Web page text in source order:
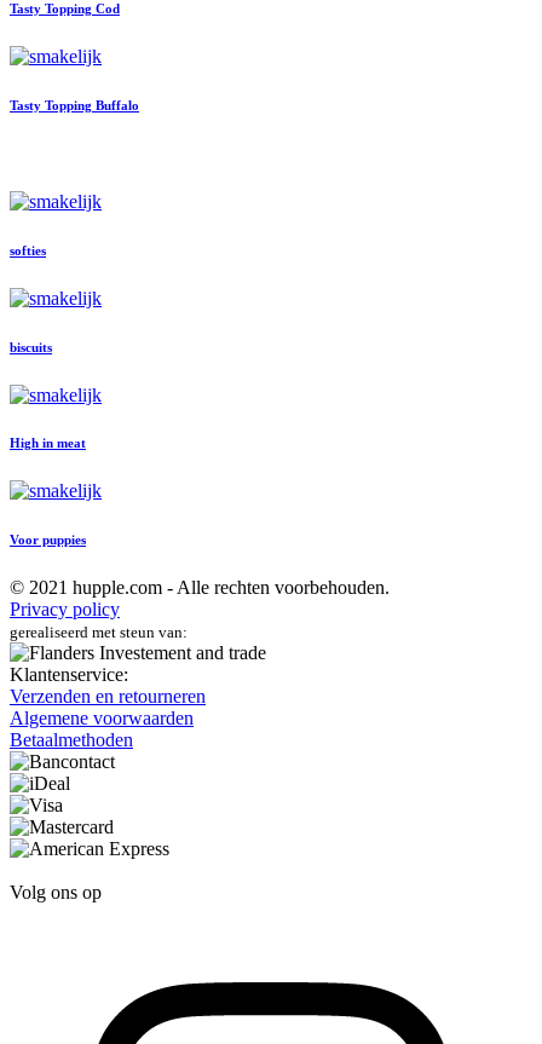
Tasty Topping Cod
Tasty Topping Buffalo
softies
biscuits
High in meat
Voor puppies
© 2021 hupple.com - Alle rechten voorbehouden.
Privacy policy
gerealiseerd met steun van:
Klantenservice:
Verzenden en retourneren
Algemene voorwaarden
Betaalmethoden
Volg ons op